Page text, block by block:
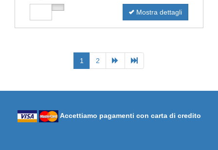
Mostra dettagli
1 2
Accettiamo pagamenti con carta di credito